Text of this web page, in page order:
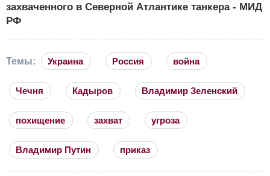
захваченного в Северной Атлантике танкера - МИД
РФ
Темы: Украина Россия война
Чечня Кадыров Владимир Зеленский
похищение захват угроза
Владимир Путин приказ